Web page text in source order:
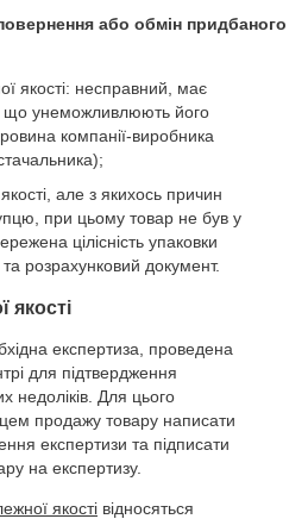
або обмін придбаного
якості: несправний, має
що унеможливлюють його
компанії-виробника
але з якихось причин
при цьому товар не був у
цілісність упаковки
розрахунковий документ.
якості
експертиза, проведена
для підтвердження
недоліків. Для цього
продажу товару написати
експертизи та підписати
на експертизу.
якості відносяться